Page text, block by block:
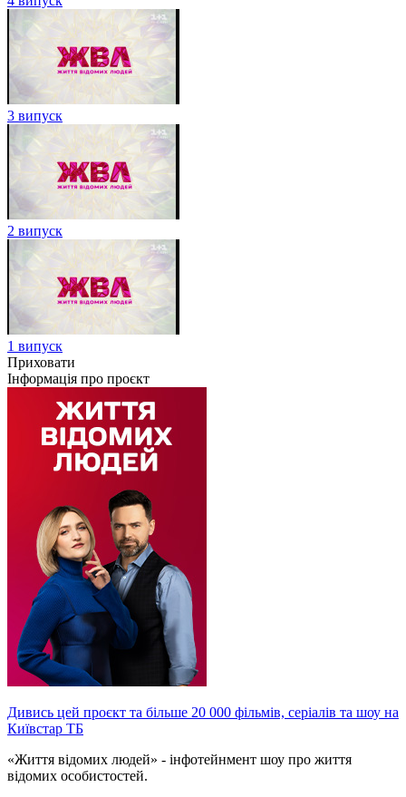
3 випуск
2 випуск
1 випуск
Приховати
Інформація про проєкт
Дивись цей проєкт та більше 20 000 фільмів, серіалів та шоу на
Київстар ТБ
«Життя відомих людей» - інфотейнмент шоу про життя
відомих особистостей.